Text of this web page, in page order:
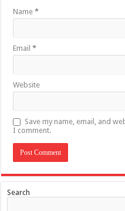
Name*
Email*
Website
Save my name, email, and
I comment.
Search